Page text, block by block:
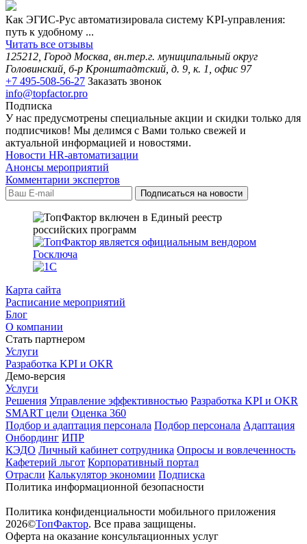
Как ЭГИС-Рус автоматизировала систему KPI-управления:
путь к удобному ...
Читать все отзывы
125212, Город Москва, вн.тер.г. муниципальный округ
Головинский, б-р Кронштадтский, д. 9, к. 1, офис 97
+7 495-508-56-27 Заказать звонок
info@topfactor.pro
Подписка
У нас предусмотрены специальные акции и скидки только для
подписчиков! Мы делимся с Вами только свежей и
актуальной информацией и новостями.
Новости HR-автоматизации
Анонсы мероприятий
Комментарии экспертов
Карта сайта
Расписание мероприятий
Блог
О компании
Стать партнером
Услуги
Разработка KPI и OKR
Демо-версия
Услуги
Решения Управление эффективностью Разработка KPI и OKR
SMART цели Оценка 360
Подбор и адаптация персонала Подбор персонала Адаптация
Онбординг ИПР
КЭДО Личный кабинет сотрудника Опросы и вовлеченность
Кафетерий льгот Корпоративный портал
Отрасли Калькулятор экономии Подписка
Политика информационной безопасности
Политика конфиденциальности мобильного приложения
2026©ТопФактор. Все права защищены.
Оферта на оказание консультационных услуг